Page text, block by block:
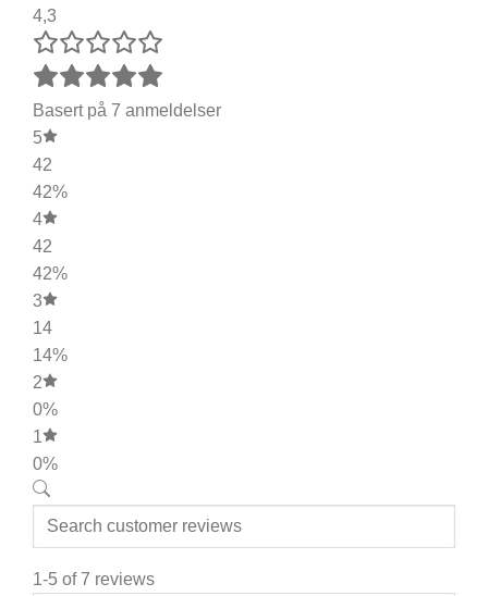
4,3
Basert på 7 anmeldelser
5
42
42%
4
42
42%
3
14
14%
2
0%
1
0%
1-5 of 7 reviews